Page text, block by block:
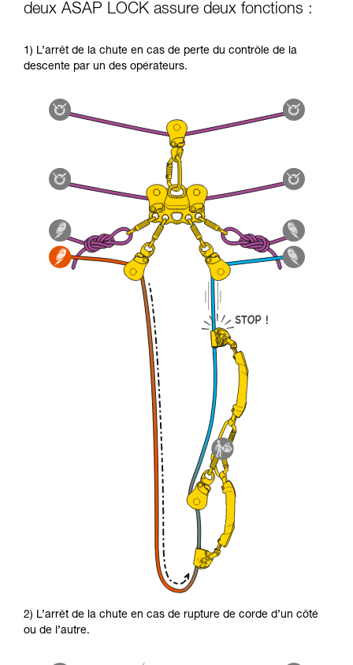
deux ASAP LOCK assure deux fonctions :
1) L’arrêt de la chute en cas de perte du contrôle de la
descente par un des opérateurs.
2) L’arrêt de la chute en cas de rupture de corde d’un côté
ou de l’autre.